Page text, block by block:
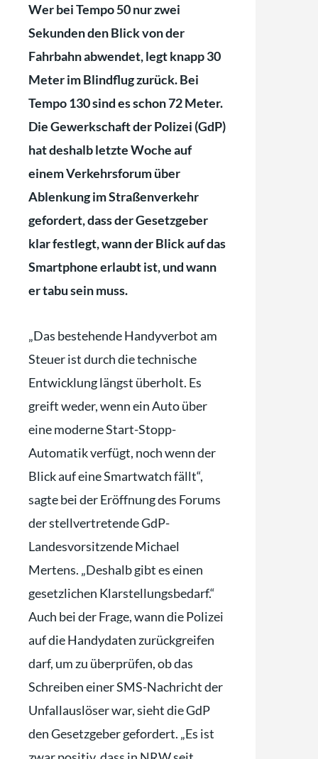
Wer bei Tempo 50 nur zwei
Sekunden den Blick von der
Fahrbahn abwendet, legt knapp 30
Meter im Blindflug zurück. Bei
Tempo 130 sind es schon 72 Meter.
Die Gewerkschaft der Polizei (GdP)
hat deshalb letzte Woche auf
einem Verkehrsforum über
Ablenkung im Straßenverkehr
gefordert, dass der Gesetzgeber
klar festlegt, wann der Blick auf das
Smartphone erlaubt ist, und wann
er tabu sein muss.
„Das bestehende Handyverbot am
Steuer ist durch die technische
Entwicklung längst überholt. Es
greift weder, wenn ein Auto über
eine moderne Start-Stopp-
Automatik verfügt, noch wenn der
Blick auf eine Smartwatch fällt“,
sagte bei der Eröffnung des Forums
der stellvertretende GdP-
Landesvorsitzende Michael
Mertens. „Deshalb gibt es einen
gesetzlichen Klarstellungsbedarf.“
Auch bei der Frage, wann die Polizei
auf die Handydaten zurückgreifen
darf, um zu überprüfen, ob das
Schreiben einer SMS-Nachricht der
Unfallauslöser war, sieht die GdP
den Gesetzgeber gefordert. „Es ist